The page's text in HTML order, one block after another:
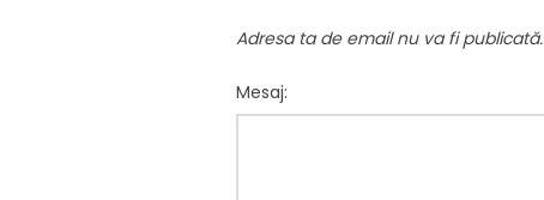
Adresa ta de email nu va fi publicată.
Mesaj: